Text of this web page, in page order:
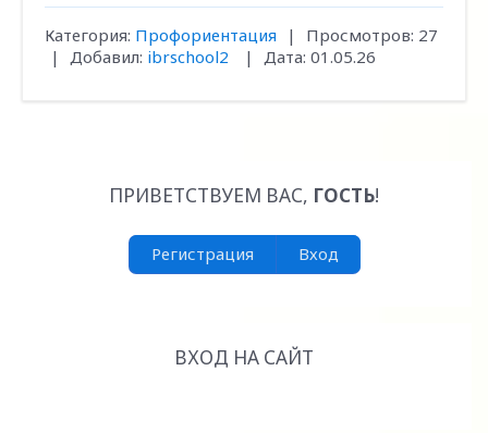
Категория: Профориентация | Просмотров: 27
|
Добавил: ibrschool2 | Дата: 01.05.26
ПРИВЕТСТВУЕМ ВАС, ГОСТЬ!
Регистрация Вход
ВХОД НА САЙТ